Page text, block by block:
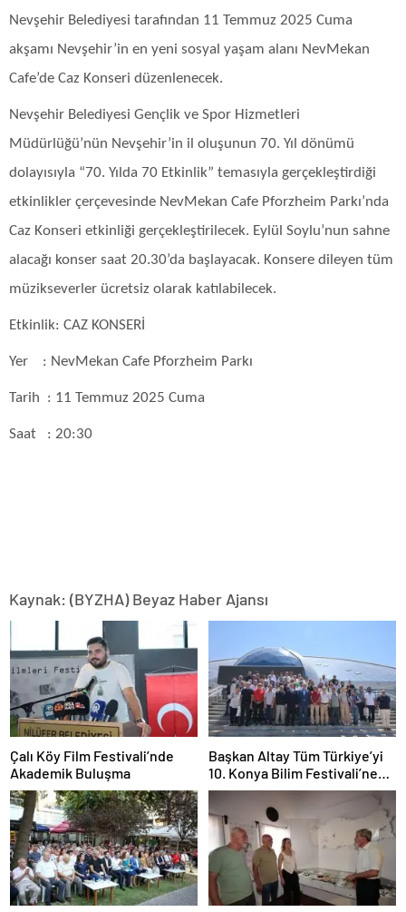
Nevşehir Belediyesi tarafından 11 Temmuz 2025 Cuma
akşamı Nevşehir’in en yeni sosyal yaşam alanı NevMekan
Cafe’de Caz Konseri düzenlenecek.
Nevşehir Belediyesi Gençlik ve Spor Hizmetleri
Müdürlüğü’nün Nevşehir’in il oluşunun 70. Yıl dönümü
dolayısıyla “70. Yılda 70 Etkinlik” temasıyla gerçekleştirdiği
etkinlikler çerçevesinde NevMekan Cafe Pforzheim Parkı’nda
Caz Konseri etkinliği gerçekleştirilecek. Eylül Soylu’nun sahne
alacağı konser saat 20.30’da başlayacak. Konsere dileyen tüm
müzikseverler ücretsiz olarak katılabilecek.
Etkinlik: CAZ KONSERİ
Yer : NevMekan Cafe Pforzheim Parkı
Tarih : 11 Temmuz 2025 Cuma
Saat : 20:30
Kaynak: (BYZHA) Beyaz Haber Ajansı
Çalı Köy Film Festivali’nde
Akademik Buluşma
Başkan Altay Tüm Türkiye’yi
10. Konya Bilim Festivali’ne
Davet Etti